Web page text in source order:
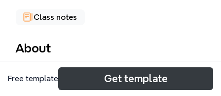
Class notes
About
Die Gehaltsabrechnung 2013 Mindmap bietet einen
detaillierten Überblick über die Berechnung des
Free template Get template